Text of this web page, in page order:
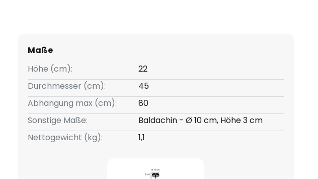
Maße
Höhe (cm):
22
Durchmesser (cm):
45
Abhängung max (cm):
80
Sonstige Maße:
Baldachin - Ø 10 cm, Höhe 3 cm
Nettogewicht (kg):
1,1